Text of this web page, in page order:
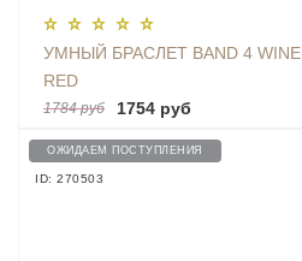
УМНЫЙ БРАСЛЕТ BAND 4 WINE
RED
1784 руб 1754 руб
ОЖИДАЕМ ПОСТУПЛЕНИЯ
ID: 270503